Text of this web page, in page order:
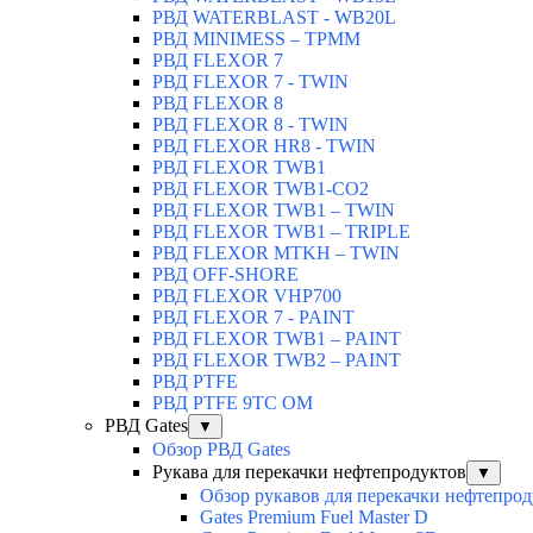
РВД WATERBLAST - WB20L
РВД MINIMESS – TPMM
РВД FLEXOR 7
РВД FLEXOR 7 - TWIN
РВД FLEXOR 8
РВД FLEXOR 8 - TWIN
РВД FLEXOR HR8 - TWIN
РВД FLEXOR TWB1
РВД FLEXOR TWB1-CO2
РВД FLEXOR TWB1 – TWIN
РВД FLEXOR TWB1 – TRIPLE
РВД FLEXOR MTKH – TWIN
РВД OFF-SHORE
РВД FLEXOR VHP700
РВД FLEXOR 7 - PAINT
РВД FLEXOR TWB1 – PAINT
РВД FLEXOR TWB2 – PAINT
РВД PTFE
РВД PTFE 9TC OM
РВД Gates
▼
Обзор РВД Gates
Рукава для перекачки нефтепродуктов
▼
Обзор рукавов для перекачки
Gates Premium Fuel Master D